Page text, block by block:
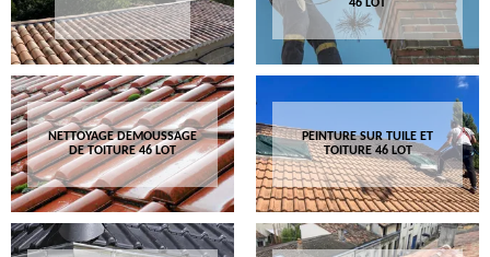
46 LOT
NETTOYAGE DEMOUSSAGE
DE TOITURE 46 LOT
PEINTURE SUR TUILE ET
TOITURE 46 LOT